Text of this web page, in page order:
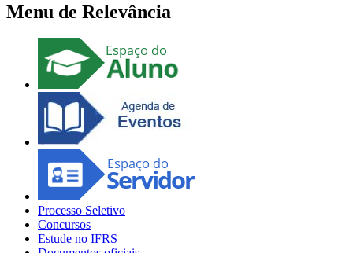
Menu de Relevância
Processo Seletivo
Concursos
Estude no IFRS